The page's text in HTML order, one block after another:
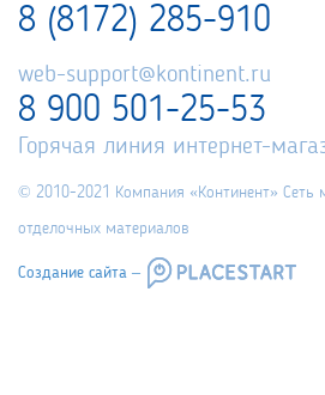
8 (8172) 285-910
web-support@kontinent.ru
8 900 501-25-53
Горячая линия интернет-
© 2010-2021 Компания «Континент» Сеть
отделочных материалов
Создание сайта –